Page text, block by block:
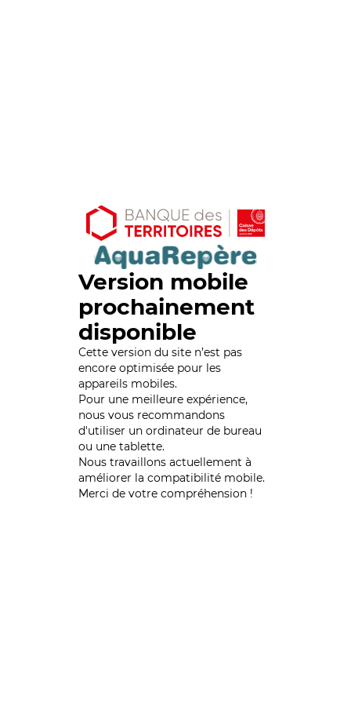
Version mobile
prochainement
disponible
Cette version du site n’est pas
encore optimisée pour les
appareils mobiles.
Pour une meilleure expérience,
nous vous recommandons
d'utiliser un ordinateur de bureau
ou une tablette.
Nous travaillons actuellement à
améliorer la compatibilité mobile.
Merci de votre compréhension !